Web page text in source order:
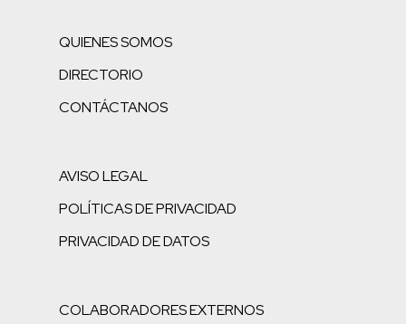
QUIENES SOMOS
DIRECTORIO
CONTÁCTANOS
AVISO LEGAL
POLÍTICAS DE PRIVACIDAD
PRIVACIDAD DE DATOS
COLABORADORES EXTERNOS